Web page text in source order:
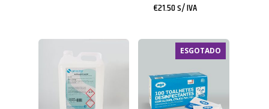
€21.50s/ IVA
ESGOTADO